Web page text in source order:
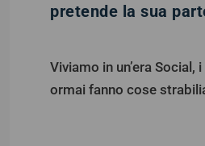
pretende la sua
Viviamo in un’era Social,
ormai fanno cose